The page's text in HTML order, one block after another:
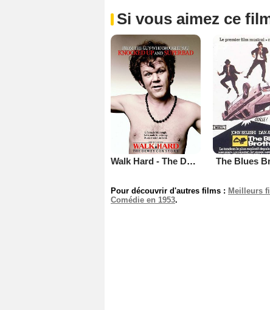
Si vous aimez ce
Walk Hard - The Dewey Cox Story The Blues
Pour découvrir d'autres films : Meilleurs
Comédie en 1953.